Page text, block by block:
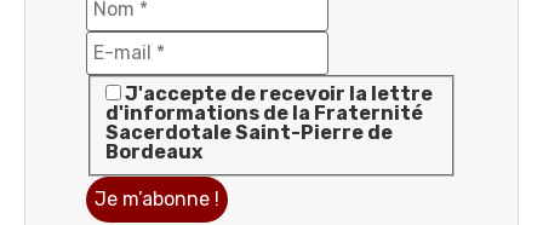
J'accepte de recevoir la lettre
d'informations de la Fraternité
Sacerdotale Saint-Pierre de
Bordeaux